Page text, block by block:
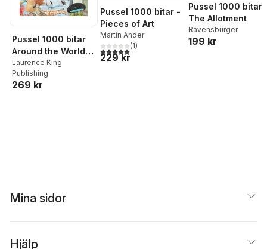
Pussel 1000 bitar
Around the World in
50 Birds
Laurence King
Publishing
269 kr
Pussel 1000 bitar -
Pieces of Art
Martin Ander
5,0utav 5 stjärnor. Totalt antal röster:
(1)
229 kr
Pussel 1000 bitar
The Allotment
Ravensburger
199 kr
Mina sidor
Hjälp